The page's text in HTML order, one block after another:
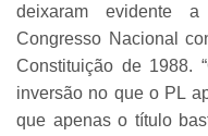
deixaram evidente
Congresso Nacional
Constituição de 1988.
inversão no que o PL
que apenas o título